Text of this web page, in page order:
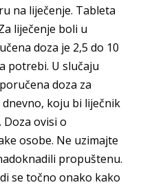
na liječenje. Tableta
liječenje boli u
doza je 2,5 do 10
potrebi. U slučaju
doza za
koju bi liječnik
ovisi o
osobe. Ne uzimajte
propuštenu.
se točno onako kako